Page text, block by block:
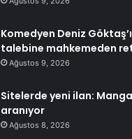
Komedyen Deniz
talebine mahkemeden
Ağustos 9, 2026
Sitelerde yeni ilan:
aranıyor
Ağustos 8, 2026